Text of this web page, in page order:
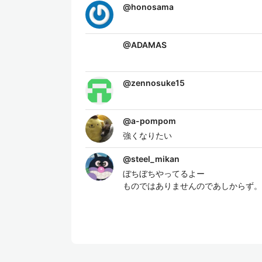
@honosama
@ADAMAS
@zennosuke15
@a-pompom
強くなりたい
@steel_mikan
ぼちぼちやってるよー 掲載内
ものではありませんのであしからず。